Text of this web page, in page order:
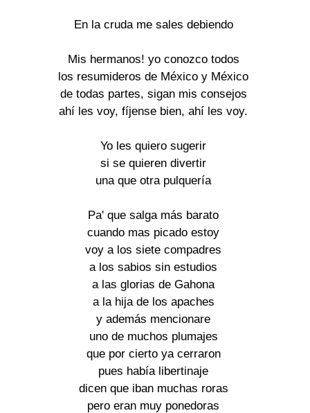
En la cruda me sales debiendo
Mis hermanos! yo conozco todos
los resumideros de México y México
de todas partes, sigan mis consejos
ahí les voy, fíjense bien, ahí les voy.
Yo les quiero sugerir
si se quieren divertir
una que otra pulquería
Pa' que salga más barato
cuando mas picado estoy
voy a los siete compadres
a los sabios sin estudios
a las glorias de Gahona
a la hija de los apaches
y además mencionare
uno de muchos plumajes
que por cierto ya cerraron
pues había libertinaje
dicen que iban muchas roras
pero eran muy ponedoras